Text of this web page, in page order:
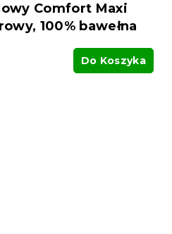
Comfort Maxi
100% bawełna
Do Koszyka